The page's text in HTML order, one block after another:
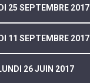
25 SEPTEMBRE 2017
11 SEPTEMBRE 2017
26 JUIN 2017